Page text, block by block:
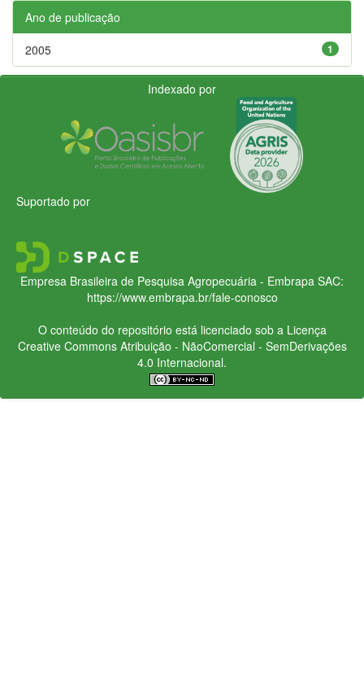
Ano de publicação
1
2005
Indexado por
Suportado por
Empresa Brasileira de Pesquisa Agropecuária - Embrapa SAC:
https://www.embrapa.br/fale-conosco
O conteúdo do repositório está licenciado sob a Licença
Creative CommonsAtribuição - NãoComercial - SemDerivações
4.0 Internacional.